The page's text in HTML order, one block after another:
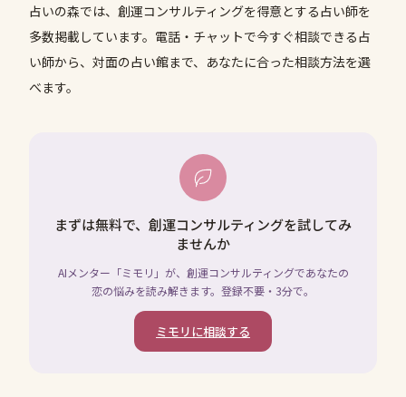
占いの森では、 創運コンサルティングを得意とする占い師を
多数掲載しています。電話・チャットで今すぐ相談できる占
い師から、対面の占い館まで、あなたに合った相談方法を選
べます。
まずは無料で、創運コンサルティングを試してみ
ませんか
AIメンター「ミモリ」が、創運コンサルティングであなたの
恋の悩みを読み解きます。登録不要・3分で。
ミモリに相談する